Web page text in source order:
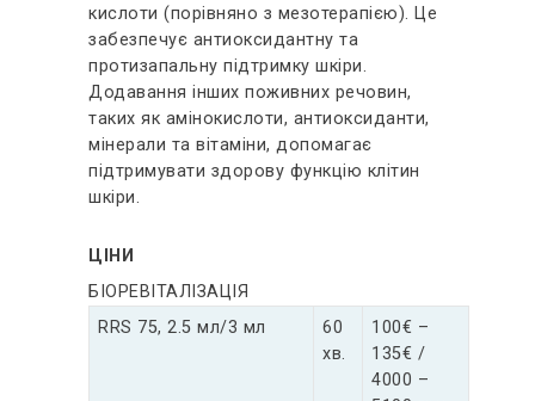
кислоти (порівняно з мезотерапією). Це
забезпечує антиоксидантну та
протизапальну підтримку шкіри.
Додавання інших поживних речовин,
таких як амінокислоти, антиоксиданти,
мінерали та вітаміни, допомагає
підтримувати здорову функцію клітин
шкіри.
ЦІНИ
БІОРЕВІТАЛІЗАЦІЯ
RRS 75, 2.5 мл/3 мл
60
хв.
100€ –
135€ /
4000 –